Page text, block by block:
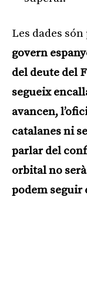
Les dades
govern
del deute del
segueix
avancen,
catalanes ni
parlar del
orbital no
podem seguir